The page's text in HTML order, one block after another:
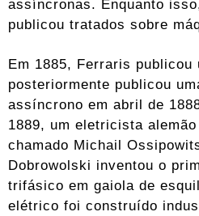
assíncronas. Enquanto
publicou tratados sobre
Em 1885, Ferraris publicou
posteriormente publicou
assíncrono em abril de
1889, um eletricista
chamado Michail
Dobrowolski inventou o
trifásico em gaiola de
elétrico foi construído